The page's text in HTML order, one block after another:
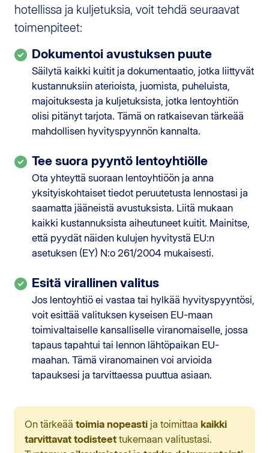
hotellissa ja kuljetuksia, voit tehdä seuraavat
toimenpiteet:
Dokumentoi avustuksen puute
Säilytä kaikki kuitit ja dokumentaatio, jotka liittyvät
kustannuksiin aterioista, juomista, puheluista,
majoituksesta ja kuljetuksista, jotka lentoyhtiön
olisi pitänyt tarjota. Tämä on ratkaisevan tärkeää
mahdollisen hyvityspyynnön kannalta.
Tee suora pyyntö lentoyhtiölle
Ota yhteyttä suoraan lentoyhtiöön ja anna
yksityiskohtaiset tiedot peruutetusta lennostasi ja
saamatta jääneistä avustuksista. Liitä mukaan
kaikki kustannuksista aiheutuneet kuitit. Mainitse,
että pyydät näiden kulujen hyvitystä EU:n
asetuksen (EY) N:o 261/2004 mukaisesti.
Esitä virallinen valitus
Jos lentoyhtiö ei vastaa tai hylkää hyvityspyyntösi,
voit esittää valituksen kyseisen EU-maan
toimivaltaiselle kansalliselle viranomaiselle, jossa
tapaus tapahtui tai lennon lähtöpaikan EU-
maahan. Tämä viranomainen voi arvioida
tapauksesi ja tarvittaessa puuttua asiaan.
On tärkeää toimia nopeasti ja toimittaa kaikki
tarvittavat todisteet tukemaan valitustasi.